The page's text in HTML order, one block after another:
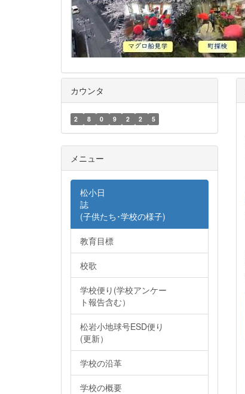
カウンタ
2 8 0 9 2 2 5
メニュー
松小日
誌
(子供たち･学校の様子)
教育目標
校歌
学校便り(学校アンケー
ト報告含む）
松岩小地球号ESD便り
(更新）
学校の沿革
学校の概要